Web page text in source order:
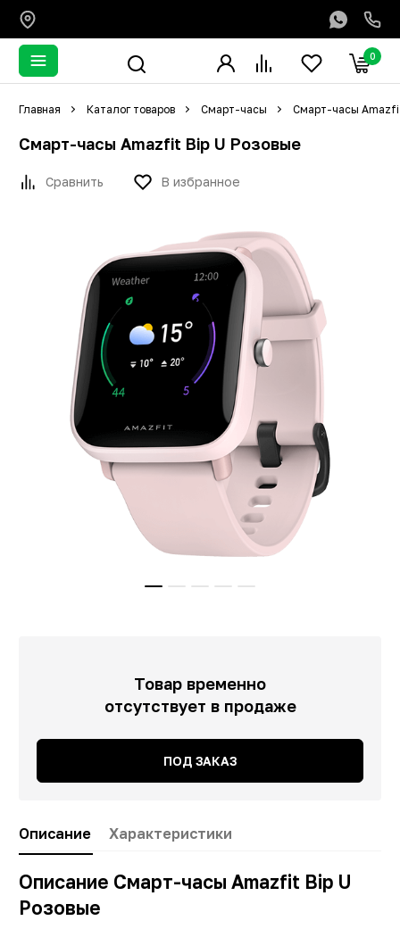
0
Главная Каталог товаров Смарт-часы Смарт-часы
Смарт-часы Amazfit Bip U Розовые
Сравнить В избранное
Товар временно
отсутствует в продаже
ПОД ЗАКАЗ
Описание Характеристики
Описание Смарт-часы Amazfit Bip U
Розовые